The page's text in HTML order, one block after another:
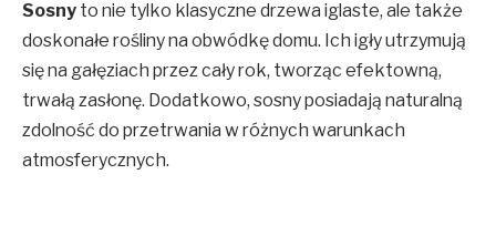
Sosny to nie tylko klasyczne drzewa iglaste, ale także
doskonałe rośliny na obwódkę domu. Ich igły utrzymują
się na gałęziach przez cały rok, tworząc efektowną,
trwałą zasłonę. Dodatkowo, sosny posiadają naturalną
zdolność do przetrwania w różnych warunkach
atmosferycznych.